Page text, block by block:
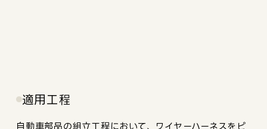
適用工程
自動車部品の組立工程において、ワイヤーハーネスをピ